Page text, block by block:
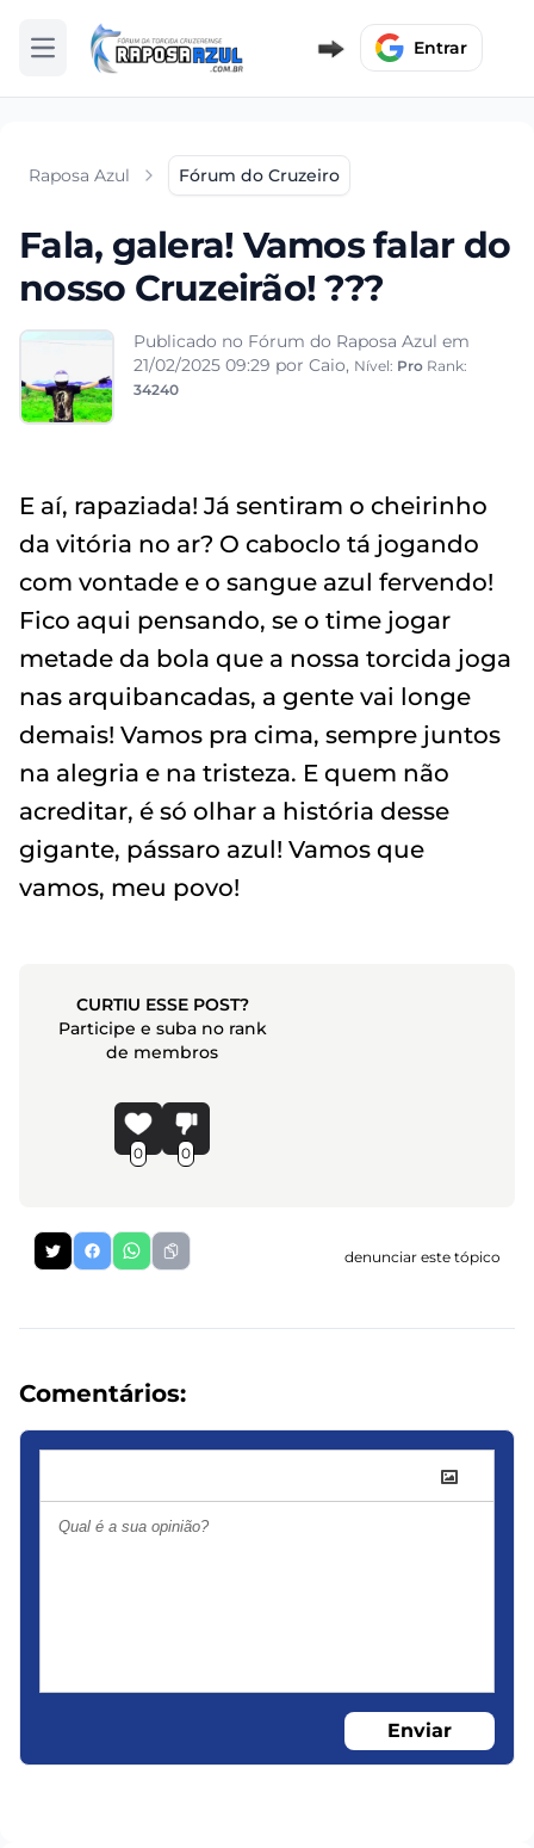
Abrir menu Entrar
Raposa Azul Fórum do Cruzeiro
Fala, galera! Vamos falar do
nosso Cruzeirão! ???
Publicado no Fórum do Raposa Azul em
21/02/2025 09:29 por Caio, Nível: Pro Rank:
34240
E aí, rapaziada! Já sentiram o cheirinho
da vitória no ar? O caboclo tá jogando
com vontade e o sangue azul fervendo!
Fico aqui pensando, se o time jogar
metade da bola que a nossa torcida joga
nas arquibancadas, a gente vai longe
demais! Vamos pra cima, sempre juntos
na alegria e na tristeza. E quem não
acreditar, é só olhar a história desse
gigante, pássaro azul! Vamos que
vamos, meu povo!
CURTIU ESSE POST?
Participe e suba no rank
de membros
0 0
denunciar este tópico
Comentários:
Enviar